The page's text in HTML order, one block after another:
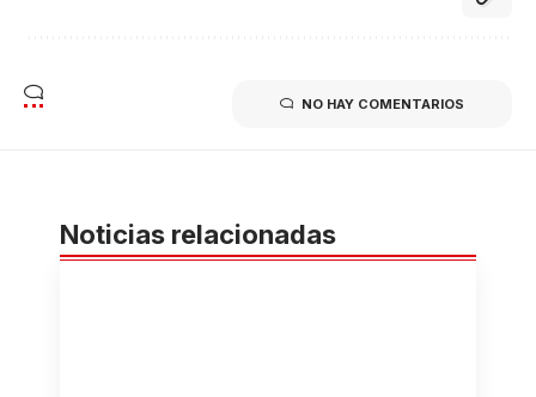
NO HAY COMENTARIOS
Noticias relacionadas